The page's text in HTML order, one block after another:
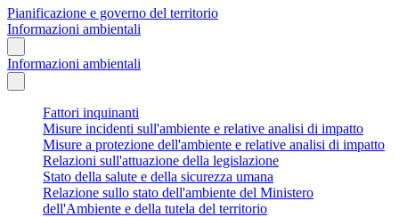
Pianificazione e governo del territorio
Informazioni ambientali
Informazioni ambientali
Fattori inquinanti
Misure incidenti sull'ambiente e relative analisi di impatto
Misure a protezione dell'ambiente e relative analisi di impatto
Relazioni sull'attuazione della legislazione
Stato della salute e della sicurezza umana
Relazione sullo stato dell'ambiente del Ministero
dell'Ambiente e della tutela del territorio